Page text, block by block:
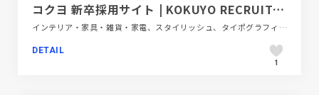
コクヨ 新卒採用サイト | KOKUYO RECRUITING
インテリア・家具・雑貨・家電、スタイリッシュ、タイポグラフィー、ブラック系 、ホワイト系、モーション多め、レッド系、新卒・中途採用サイト
DETAIL
1